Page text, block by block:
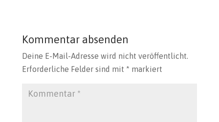
Kommentar absenden
Deine E-Mail-Adresse wird nicht veröffentlicht.
Erforderliche Felder sind mit * markiert